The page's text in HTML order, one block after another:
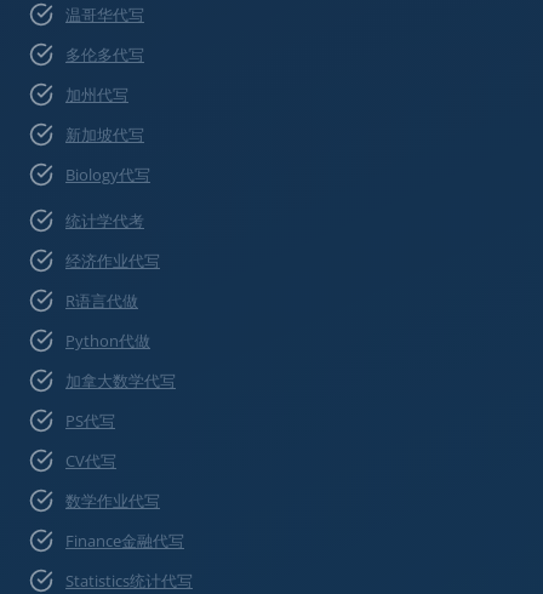
温哥华代写
多伦多代写
加州代写
新加坡代写
Biology代写
统计学代考
经济作业代写
R语言代做
Python代做
加拿大数学代写
PS代写
CV代写
数学作业代写
Finance金融代写
Statistics统计代写